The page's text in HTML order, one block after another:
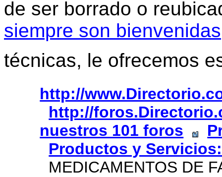
de ser borrado o
siempre son bienvenidas
técnicas, le ofrecemos
http://
http://
nuestros 101 foros
Productos y
MEDICAMENTOS DE